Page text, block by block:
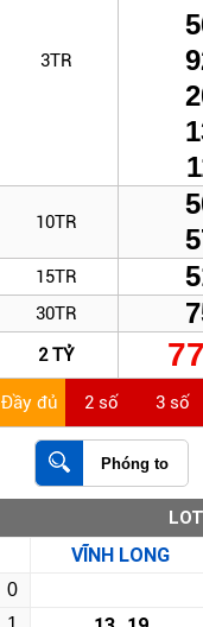
3TR
10TR
15TR
30TR
2 TỶ
Đầy đủ 2 số 3 số
Phóng to
VĨNH LONG
0